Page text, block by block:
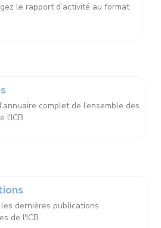
le rapport d’activité au format
complet de l’ensemble des
l'ICB
dernières publications
de l'ICB